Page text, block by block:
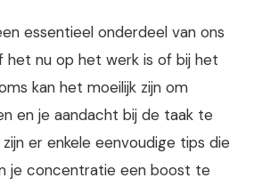
essentieel onderdeel van ons
het nu op het werk is of bij het
kan het moeilijk zijn om
en je aandacht bij de taak te
zijn er enkele eenvoudige tips die
je concentratie een boost te